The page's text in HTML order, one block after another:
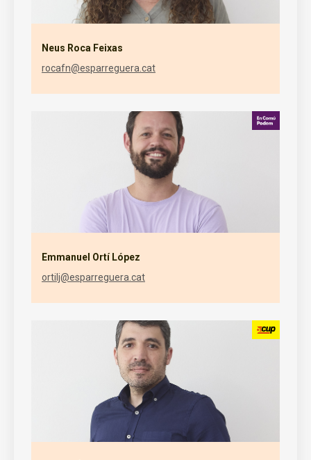
Neus Roca Feixas
rocafn@esparreguera.cat
Emmanuel Ortí López
ortilj@esparreguera.cat